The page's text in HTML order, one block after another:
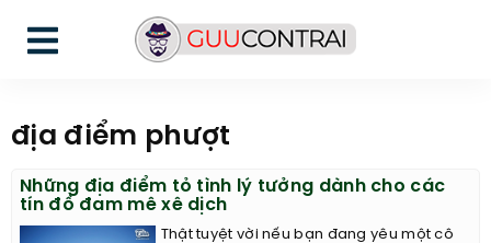
địa điểm phượt
Những địa điểm tỏ tình lý tưởng dành cho các
tín đồ đam mê xê dịch
Thật tuyệt vời nếu bạn đang yêu một cô